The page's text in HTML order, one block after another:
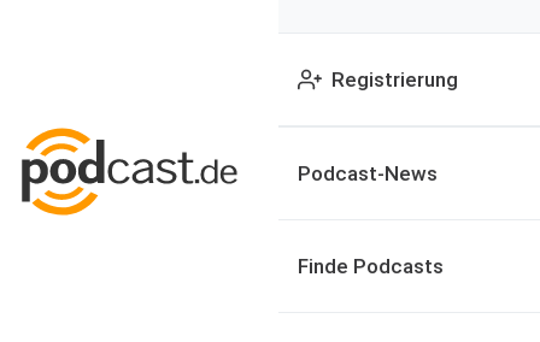
Registrierung
Podcast-News
Finde Podcasts